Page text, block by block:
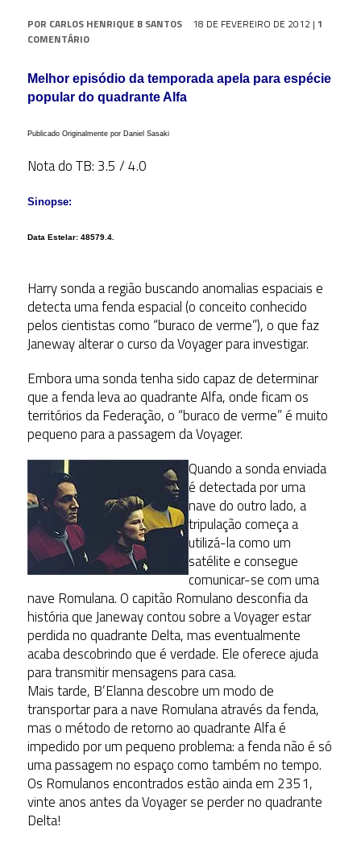
POR CARLOS HENRIQUE B SANTOS 18 DE FEVEREIRO DE 2012 | 1
COMENTÁRIO
Melhor episódio da temporada apela para espécie
popular do quadrante Alfa
Publicado Originalmente por Daniel Sasaki
Nota do TB: 3.5 / 4.0
Sinopse:
Data Estelar: 48579.4.
Harry sonda a região buscando anomalias espaciais e
detecta uma fenda espacial (o conceito conhecido
pelos cientistas como “buraco de verme”), o que faz
Janeway alterar o curso da Voyager para investigar.
Embora uma sonda tenha sido capaz de determinar
que a fenda leva ao quadrante Alfa, onde ficam os
territórios da Federação, o “buraco de verme” é muito
pequeno para a passagem da Voyager.
Quando a sonda enviada
é detectada por uma
nave do outro lado, a
tripulação começa a
utilizá-la como um
satélite e consegue
comunicar-se com uma
nave Romulana. O capitão Romulano desconfia da
história que Janeway contou sobre a Voyager estar
perdida no quadrante Delta, mas eventualmente
acaba descobrindo que é verdade. Ele oferece ajuda
para transmitir mensagens para casa.
Mais tarde, B’Elanna descobre um modo de
transportar para a nave Romulana através da fenda,
mas o método de retorno ao quadrante Alfa é
impedido por um pequeno problema: a fenda não é só
uma passagem no espaço como também no tempo.
Os Romulanos encontrados estão ainda em 2351,
vinte anos antes da Voyager se perder no quadrante
Delta!